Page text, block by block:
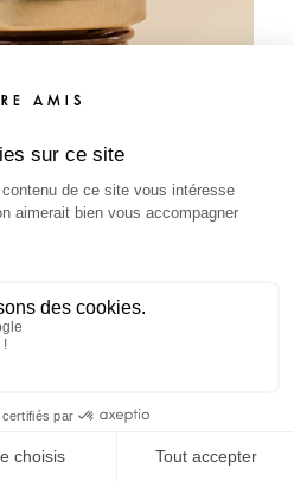
Vive les Mariés